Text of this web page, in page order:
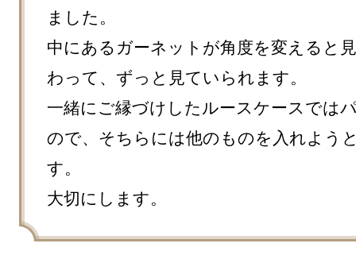
ました。
中にあるガーネットが角度を変えると
わって、ずっと見ていられます。
一緒にご縁づけしたルースケースでは
ので、そちらには他のものを入れよう
す。
大切にします。